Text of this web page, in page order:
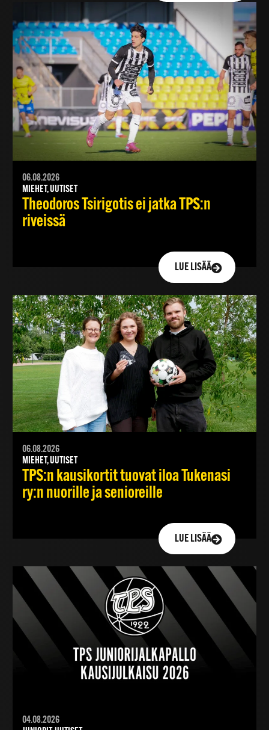
06.08.2026
MIEHET, UUTISET
Theodoros Tsirigotis ei jatka TPS:n
riveissä
LUE LISÄÄ
06.08.2026
MIEHET, UUTISET
TPS:n kausikortit tuovat iloa Tukenasi
ry:n nuorille ja senioreille
LUE LISÄÄ
04.08.2026